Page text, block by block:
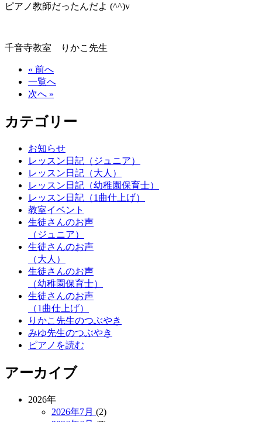
ピアノ教師だったんだよ (^^)v
千音寺教室 りかこ先生
« 前へ
一覧へ
次へ »
カテゴリー
お知らせ
レッスン日記（ジュニア）
レッスン日記（大人）
レッスン日記（幼稚園保育士）
レッスン日記（1曲仕上げ）
教室イベント
生徒さんのお声
（ジュニア）
生徒さんのお声
（大人）
生徒さんのお声
（幼稚園保育士）
生徒さんのお声
（1曲仕上げ）
りかこ先生のつぶやき
みゆ先生のつぶやき
ピアノを読む
アーカイブ
2026年
2026年7月 (2)